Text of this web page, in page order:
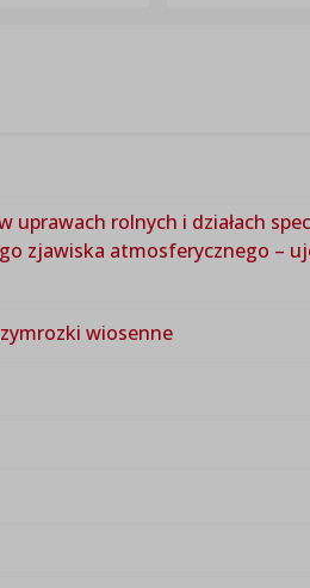
uprawach rolnych i działach
zjawiska atmosferycznego –
wiosenne